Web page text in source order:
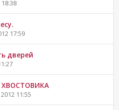
17:59
дверей
11:55